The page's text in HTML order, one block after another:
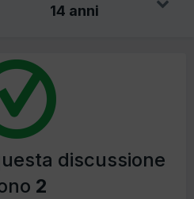
14 anni
discussione
2